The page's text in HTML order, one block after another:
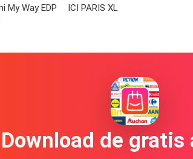
My Way EDP
ICI PARIS XL
Download de gratis